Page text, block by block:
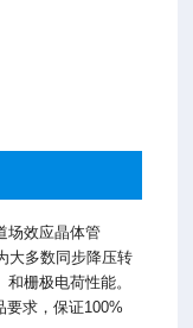
场效应晶体管
大多数同步降压转
栅极电荷性能。
要求，保证100%